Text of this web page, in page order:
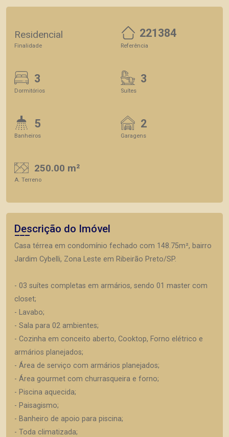
Residencial
Finalidade
221384
Referência
3
Dormitórios
3
Suítes
5
Banheiros
2
Garagens
250.00 m²
A. Terreno
Descrição do Imóvel
Casa térrea em condomínio fechado com 148.75m², bairro
Jardim Cybelli, Zona Leste em Ribeirão Preto/SP.
- 03 suítes completas em armários, sendo 01 master com
closet;
- Lavabo;
- Sala para 02 ambientes;
- Cozinha em conceito aberto, Cooktop, Forno elétrico e
armários planejados;
- Área de serviço com armários planejados;
- Área gourmet com churrasqueira e forno;
- Piscina aquecida;
- Paisagismo;
- Banheiro de apoio para piscina;
- Toda climatizada;